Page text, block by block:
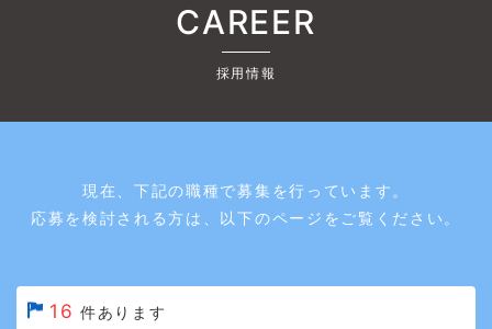
CAREER
採用情報
現在、下記の職種で募集を行っています。
応募を検討される方は、以下のページをご覧ください。
16 件あります